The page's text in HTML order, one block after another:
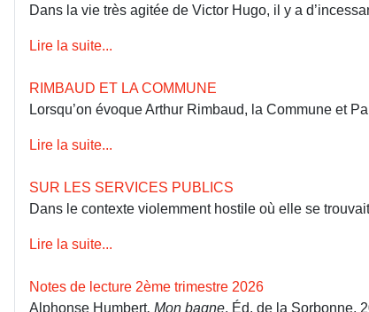
Dans la vie très agitée de Victor Hugo, il y a
Lire la suite...
RIMBAUD ET LA COMMUNE
Lorsqu’on évoque Arthur Rimbaud, la Commune et
Lire la suite...
SUR LES SERVICES PUBLICS
Dans le contexte violemment hostile où elle se
Lire la suite...
Notes de lecture 2ème trimestre 2026
Alphonse Humbert, Mon bagne, Éd. de la Sorbonne,